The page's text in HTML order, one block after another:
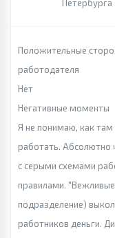
Петербурга
Положительные
работодателя
Нет
Негативные моменты
Я не понимаю, как
работать. Абсолютно
с серыми схемами
правилами.
подразделение)
работников деньги.